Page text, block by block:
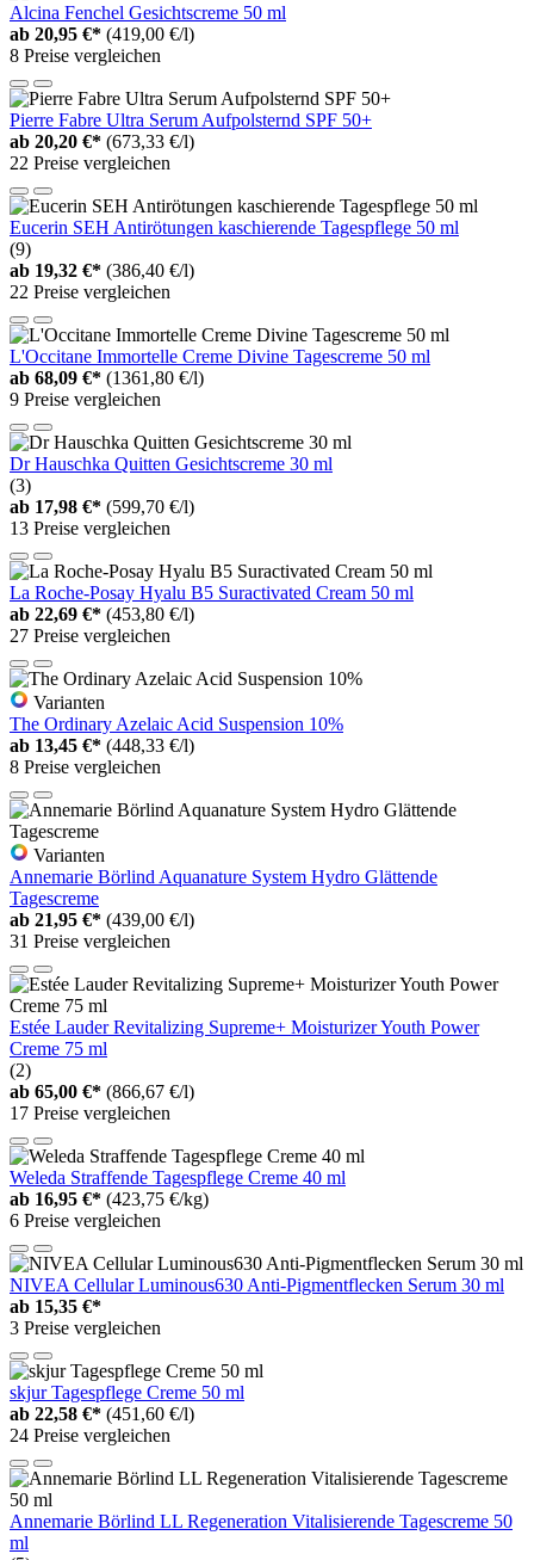
Alcina Fenchel Gesichtscreme 50 ml
ab 20,95 €* (419,00 €/l)
8 Preise vergleichen
Pierre Fabre Ultra Serum Aufpolsternd SPF 50+
ab 20,20 €* (673,33 €/l)
22 Preise vergleichen
Eucerin SEH Antirötungen kaschierende Tagespflege 50 ml
(9)
ab 19,32 €* (386,40 €/l)
22 Preise vergleichen
L'Occitane Immortelle Creme Divine Tagescreme 50 ml
ab 68,09 €* (1361,80 €/l)
9 Preise vergleichen
Dr Hauschka Quitten Gesichtscreme 30 ml
(3)
ab 17,98 €* (599,70 €/l)
13 Preise vergleichen
La Roche-Posay Hyalu B5 Suractivated Cream 50 ml
ab 22,69 €* (453,80 €/l)
27 Preise vergleichen
Varianten
The Ordinary Azelaic Acid Suspension 10%
ab 13,45 €* (448,33 €/l)
8 Preise vergleichen
Varianten
Annemarie Börlind Aquanature System Hydro Glättende
Tagescreme
ab 21,95 €* (439,00 €/l)
31 Preise vergleichen
Estée Lauder Revitalizing Supreme+ Moisturizer Youth Power
Creme 75 ml
(2)
ab 65,00 €* (866,67 €/l)
17 Preise vergleichen
Weleda Straffende Tagespflege Creme 40 ml
ab 16,95 €* (423,75 €/kg)
6 Preise vergleichen
NIVEA Cellular Luminous630 Anti-Pigmentflecken Serum 30 ml
ab 15,35 €*
3 Preise vergleichen
skjur Tagespflege Creme 50 ml
ab 22,58 €* (451,60 €/l)
24 Preise vergleichen
Annemarie Börlind LL Regeneration Vitalisierende Tagescreme 50
ml